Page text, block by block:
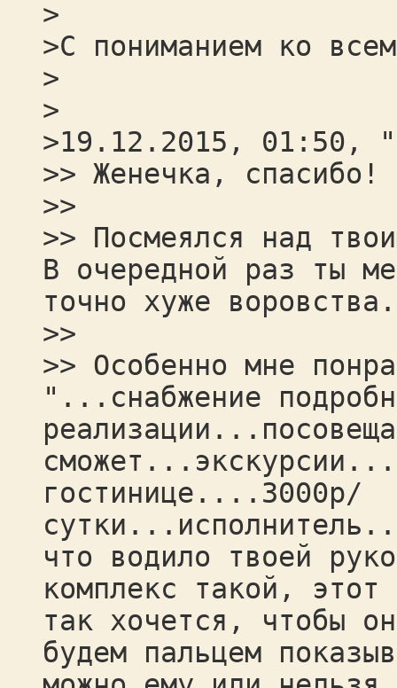
>
>С пониманием ко
>
>
>19.12.2015, 01:50,
>> Женечка, спасибо!
>>
>> Посмеялся над
В очередной раз ты
точно хуже
>>
>> Особенно мне
"...снабжение
гостинице....3000р/
что водило твоей
комплекс такой,
так хочется, чтобы
будем пальцем